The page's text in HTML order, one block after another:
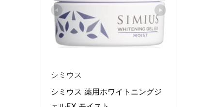
シミウス
シミウス 薬用ホワイトニングジ